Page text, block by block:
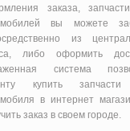
заказа,
вы можете
из
либо оформить
система
купить
в интернет
заказ в своем городе.